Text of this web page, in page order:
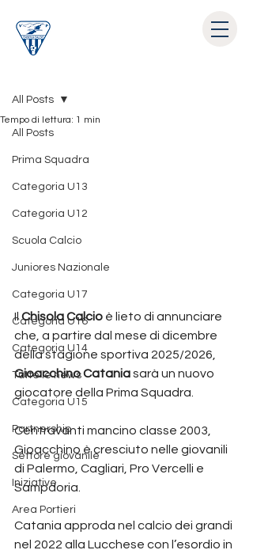
All Posts
Prima Squadra
Categoria U13
Categoria U12
Scuola Calcio
Juniores Nazionale
Categoria U17
Categoria U16
Categoria U14
Tutte le news
Categoria U15
Partnership
Settore giovanile
Iniziative
Area Portieri
All Posts
Tempo di lettura: 1 min
Il Chisola Calcio è lieto di annunciare
che, a partire dal mese di dicembre
della stagione sportiva 2025/2026,
Gioacchino Catania sarà un nuovo
giocatore della Prima Squadra.
Centravanti mancino classe 2003,
Gioacchino è cresciuto nelle giovanili
di Palermo, Cagliari, Pro Vercelli e
Sampdoria.
Catania approda nel calcio dei grandi
nel 2022 alla Lucchese con l’esordio in